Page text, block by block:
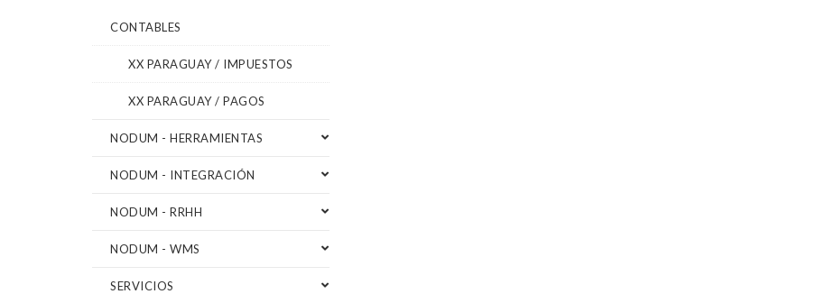
CONTABLES
XX PARAGUAY / IMPUESTOS
XX PARAGUAY / PAGOS
NODUM - HERRAMIENTAS
NODUM - INTEGRACIÓN
NODUM - RRHH
NODUM - WMS
SERVICIOS